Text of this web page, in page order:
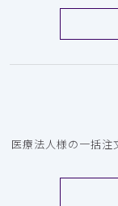
医療法人様の一括